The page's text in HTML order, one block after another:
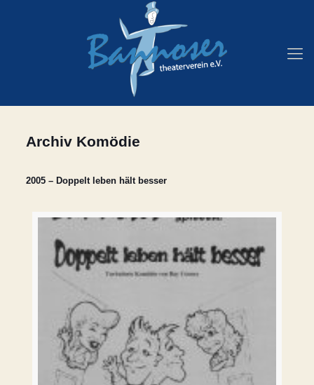
Archiv Komödie
2005 – Doppelt leben hält besser